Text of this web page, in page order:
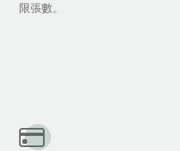
限張數。